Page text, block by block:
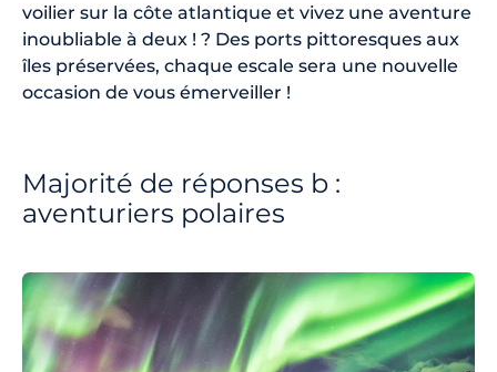
voilier sur la côte atlantique et vivez une aventure
inoubliable à deux ! ? Des ports pittoresques aux
îles préservées, chaque escale sera une nouvelle
occasion de vous émerveiller !
Majorité de réponses b :
aventuriers polaires